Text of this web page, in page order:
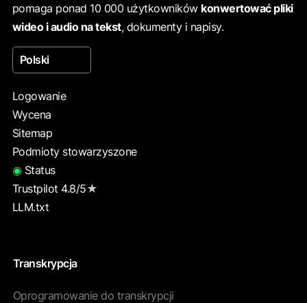
pomaga ponad 10 000 użytkowników konwertować pliki
wideo i audio na tekst, dokumenty i napisy.
Polski
Logowanie
Wycena
Sitemap
Podmioty stowarzyszone
◉ Status
Trustpilot 4.8/5★
LLM.txt
Transkrypcja
Oprogramowanie do transkrypcji